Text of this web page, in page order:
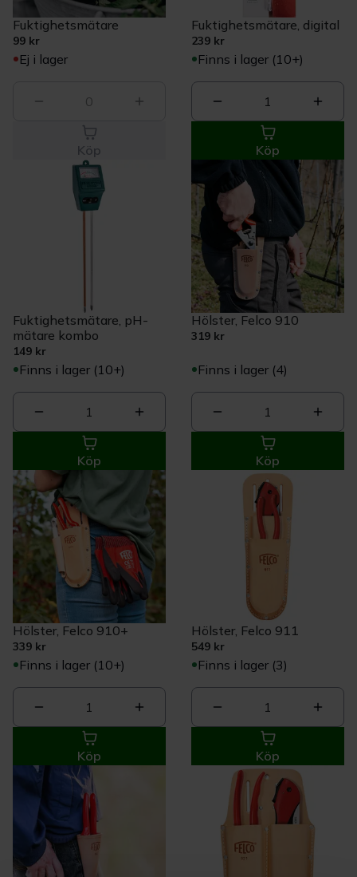
Fuktighetsmätare
99 kr
Ej i lager
0
Köp
Fuktighetsmätare, digital
239 kr
Finns i lager (10+)
1
Köp
Fuktighetsmätare, pH-
mätare kombo
149 kr
Finns i lager (10+)
1
Köp
Hölster, Felco 910
319 kr
Finns i lager (4)
1
Köp
Hölster, Felco 910+
339 kr
Finns i lager (10+)
1
Köp
Hölster, Felco 911
549 kr
Finns i lager (3)
1
Köp